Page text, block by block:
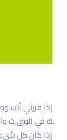
إذا قررتي أنتِ
ِك في الوق ِت
إذا كان كل شيء